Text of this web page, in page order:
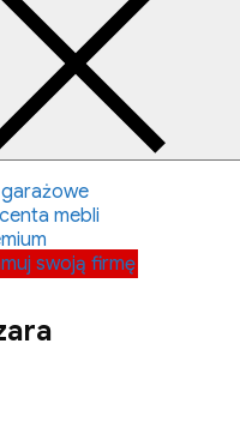
mebli
swoją firmę